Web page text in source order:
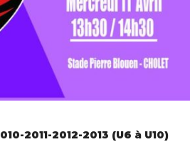
2011-2012-2013 (U6 à U10)